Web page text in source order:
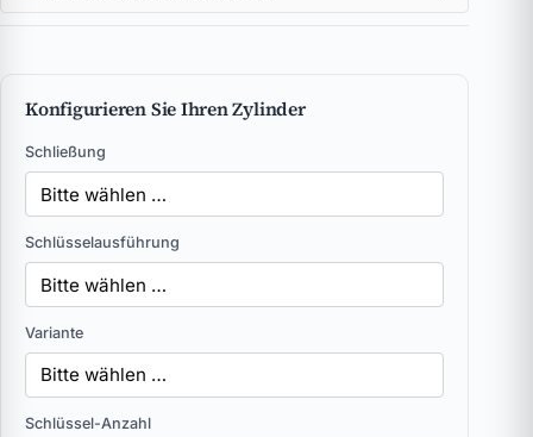
Konfigurieren Sie Ihren Zylinder
Schließung
Schlüsselausführung
Variante
Schlüssel-Anzahl